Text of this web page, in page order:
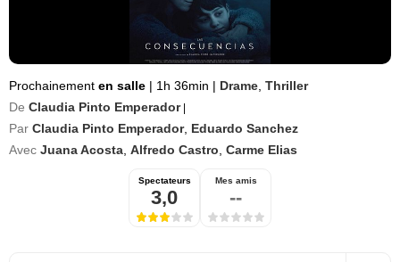
Prochainement en salle | 1h 36min | Drame Thriller
De Claudia Pinto Emperador
Par Claudia Pinto Emperador, Eduardo Sanchez
Avec Juana Acosta Alfredo Castro Carme Elias
Spectateurs
3,0
Mes amis
--